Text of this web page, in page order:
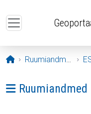
Avaleht
Ruumiandmed
Ava menüü:
Ruumiandmed